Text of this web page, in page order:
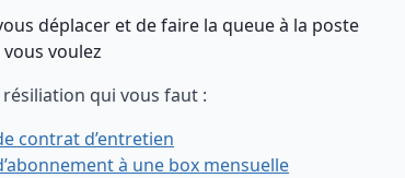
déplacer et de faire la queue à la poste
voulez
qui vous faut :
contrat d’entretien
à une box mensuelle